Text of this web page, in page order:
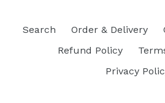
Search Order & Delivery
Refund Policy
Privacy